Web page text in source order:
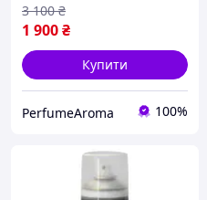
1 900₴
3 100 ₴
Купити
PerfumeAroma 100%